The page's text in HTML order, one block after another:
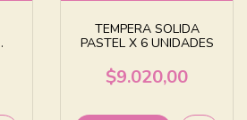
TEMPERA SOLIDA
PASTEL X 6 UNIDADES
$9.020,00